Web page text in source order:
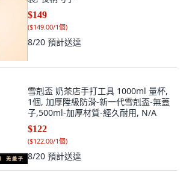
$149
($149.00/1個)
8/20 預計送達
雪剋盃 奶茶店手打工具 1000ml 量杯,
1個, 加厚陞級防滑-新一代雪剋盃-無蓋
子,500ml-加厚材質-經久耐用, N/A
$122
($122.00/1個)
8/20 預計送達